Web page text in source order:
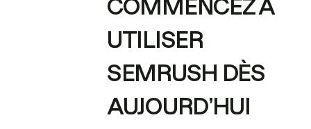
COMMENCEZ À
UTILISER
SEMRUSH DÈS
AUJOURD’HUI